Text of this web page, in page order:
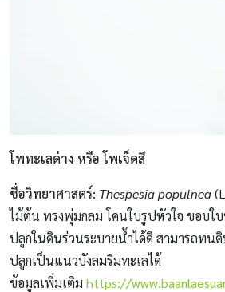
โพทะเลด่าง หรือ โพเจ็ดสี
ชื่อวิทยาศาสตร์: Thespesia populnea
ไม้ต้น ทรงพุ่มกลม โคนใบรูปหัวใจ ขอบใ
ปลูกในดินร่วนระบายน้ำได้ดี สามารถทน
ปลูกเป็นแนวบังลมริมทะเลได้
ข้อมูลเพิ่มเติม https://